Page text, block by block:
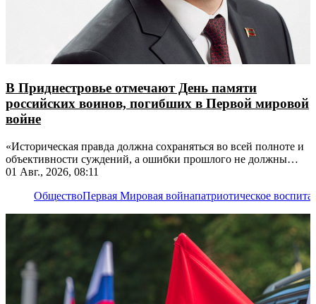
В Приднестровье отмечают День памяти
российских воинов, погибших в Первой мировой
войне
«Историческая правда должна сохраняться во всей полноте и
объективности суждений, а ошибки прошлого не должны
повторяться», - отметил Президент ПМР
01 Авг., 2026, 08:11
ОбществоПервая Мировая войнапатриотическое